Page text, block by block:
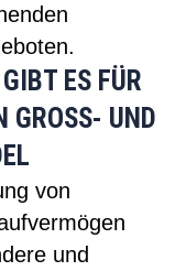
ES FÜR
GROSS- UND
von
und